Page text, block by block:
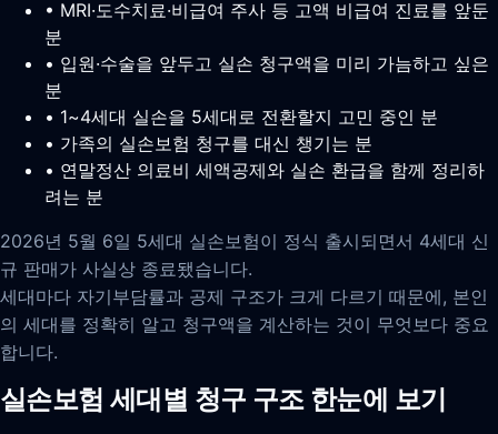
• MRI·도수치료·비급여 주사 등 고액 비급여 진료를 앞둔
분
• 입원·수술을 앞두고 실손 청구액을 미리 가늠하고 싶은
분
• 1~4세대 실손을 5세대로 전환할지 고민 중인 분
• 가족의 실손보험 청구를 대신 챙기는 분
• 연말정산 의료비 세액공제와 실손 환급을 함께 정리하
려는 분
2026년 5월 6일 5세대 실손보험이 정식 출시되면서 4세대 신
규 판매가 사실상 종료됐습니다.
세대마다 자기부담률과 공제 구조가 크게 다르기 때문에, 본인
의 세대를 정확히 알고 청구액을 계산하는 것이 무엇보다 중요
합니다.
실손보험 세대별 청구 구조 한눈에 보기